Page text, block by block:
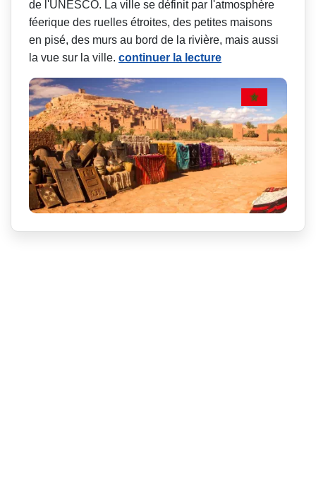
de l'UNESCO. La ville se définit par l'atmosphère
féerique des ruelles étroites, des petites maisons
en pisé, des murs au bord de la rivière, mais aussi
la vue sur la ville. continuer la lecture